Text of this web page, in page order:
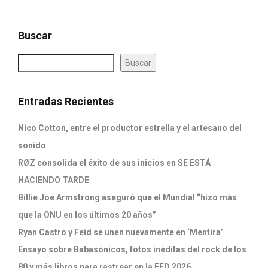
Buscar
Buscar
Entradas Recientes
Nico Cotton, entre el productor estrella y el artesano del
sonido
RØZ consolida el éxito de sus inicios en SE ESTÁ
HACIENDO TARDE
Billie Joe Armstrong aseguró que el Mundial “hizo más
que la ONU en los últimos 20 años”
Ryan Castro y Feid se unen nuevamente en ‘Mentira’
Ensayo sobre Babasónicos, fotos inéditas del rock de los